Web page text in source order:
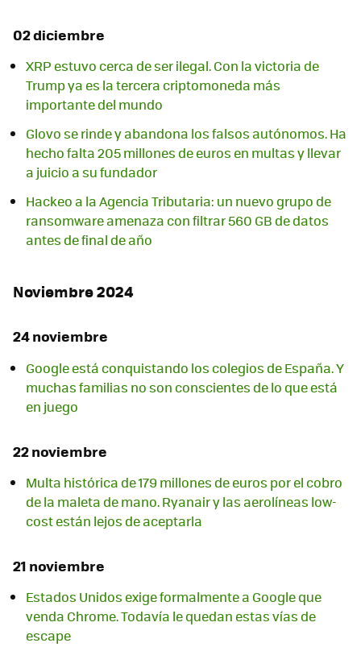
02 diciembre
XRP estuvo cerca de ser ilegal. Con la victoria de
Trump ya es la tercera criptomoneda más
importante del mundo
Glovo se rinde y abandona los falsos autónomos. Ha
hecho falta 205 millones de euros en multas y llevar
a juicio a su fundador
Hackeo a la Agencia Tributaria: un nuevo grupo de
ransomware amenaza con filtrar 560 GB de datos
antes de final de año
Noviembre 2024
24 noviembre
Google está conquistando los colegios de España. Y
muchas familias no son conscientes de lo que está
en juego
22 noviembre
Multa histórica de 179 millones de euros por el cobro
de la maleta de mano. Ryanair y las aerolíneas low-
cost están lejos de aceptarla
21 noviembre
Estados Unidos exige formalmente a Google que
venda Chrome. Todavía le quedan estas vías de
escape